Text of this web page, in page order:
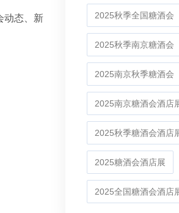
动态、新
2025秋季全国糖酒会
2025秋季南京糖酒会
2025南京秋季糖酒会
2025南京糖酒会酒店
2025秋季糖酒会酒店
2025糖酒会酒店展
2025全国糖酒会酒店